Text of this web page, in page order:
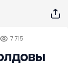
7 715